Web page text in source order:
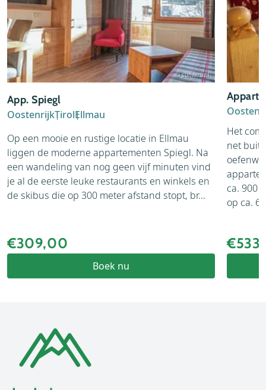
© sunweb.nl
App. Spiegl
OostenrijkTirolEllmau
Op een mooie en rustige locatie in Ellmau
liggen de moderne appartementen Spiegl. Na
een wandeling van nog geen vijf minuten vind
je al de eerste leuke restaurants en winkels en
de skibus die op 300 meter afstand stopt, br...
€309,00
Boek nu
Het
net
ca. 900
op ca.